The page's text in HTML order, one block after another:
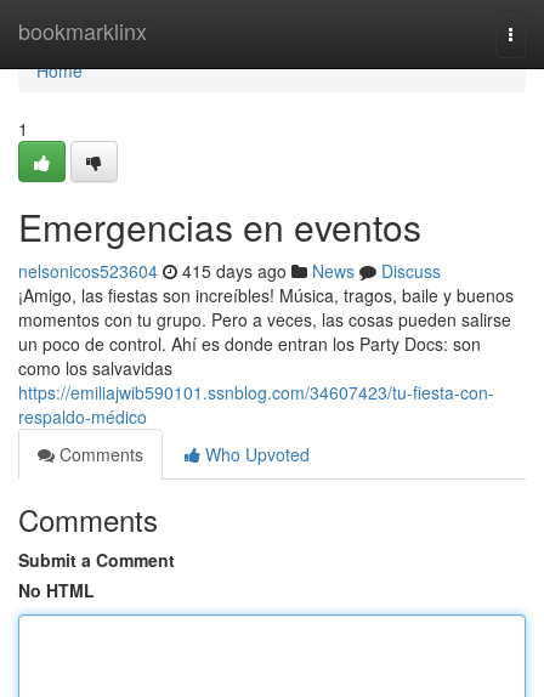
bookmarklinx
Home
Home
1
Emergencias en eventos
nelsonicos523604 415 days ago News
Discuss
¡Amigo, las fiestas son increíbles! Música, tragos, baile y buenos
momentos con tu grupo. Pero a veces, las cosas pueden salirse
un poco de control. Ahí es donde entran los Party Docs: son
como los salvavidas
https://emiliajwib590101.ssnblog.com/34607423/tu-fiesta-con-
respaldo-médico
Comments
Who Upvoted
Comments
Submit a Comment
No HTML